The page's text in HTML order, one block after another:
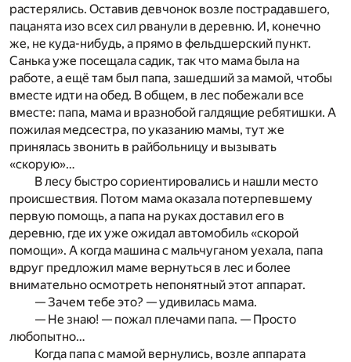
растерялись. Оставив девчонок возле пострадавшего,
пацанята изо всех сил рванули в деревню. И, конечно
же, не куда-нибудь, а прямо в фельдшерский пункт.
Санька уже посещала садик, так что мама была на
работе, а ещё там был папа, зашедший за мамой, чтобы
вместе идти на обед. В общем, в лес побежали все
вместе: папа, мама и вразнобой галдящие ребятишки. А
пожилая медсестра, по указанию мамы, тут же
принялась звонить в райбольницу и вызывать
«скорую»…
В лесу быстро сориентировались и нашли место
происшествия. Потом мама оказала потерпевшему
первую помощь, а папа на руках доставил его в
деревню, где их уже ожидал автомобиль «скорой
помощи». А когда машина с мальчуганом уехала, папа
вдруг предложил маме вернуться в лес и более
внимательно осмотреть непонятный этот аппарат.
— Зачем тебе это? — удивилась мама.
— Не знаю! — пожал плечами папа. — Просто
любопытно…
Когда папа с мамой вернулись, возле аппарата